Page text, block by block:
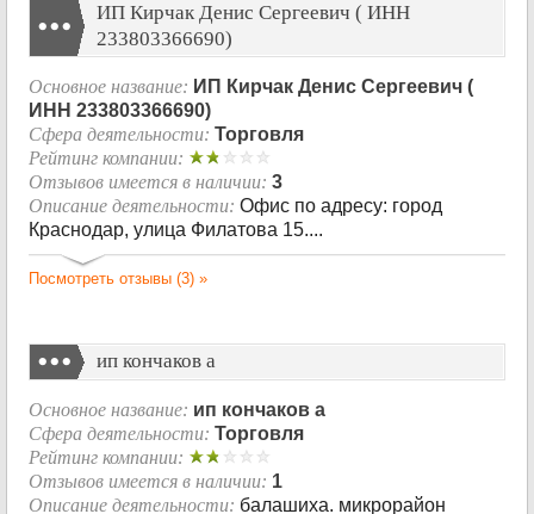
ИП Кирчак Денис Сергеевич ( ИНН
233803366690)
Основное название: ИП Кирчак Денис Сергеевич (
ИНН 233803366690)
Сфера деятельности: Торговля
Рейтинг компании:
Отзывов имеется в наличии: 3
Описание деятельности: Офис по адресу: город
Краснодар, улица Филатова 15....
Посмотреть отзывы (3) »
ип кончаков а
Основное название: ип кончаков а
Сфера деятельности: Торговля
Рейтинг компании:
Отзывов имеется в наличии: 1
Описание деятельности: балашиха. микрорайон